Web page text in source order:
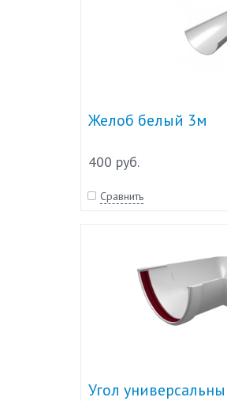
Желоб белый 3м
400 руб.
Сравнить
Угол